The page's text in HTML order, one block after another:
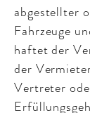
abgestellter
Fahrzeuge
haftet der
der
Vertreter